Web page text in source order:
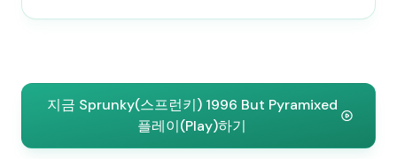
지금 Sprunky(스프런키) 1996 But Pyramixed
플레이(Play)하기